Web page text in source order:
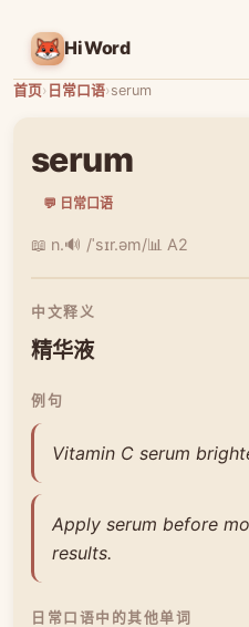
HiWord
首页› 日常口语›serum
serum
💬 日常口语
📖 n.🔊 /ˈsɪr.əm/📊 A2
中文释义
精华液
例句
Vitamin C serum
Apply serum before
results.
日常口语中的其他单词